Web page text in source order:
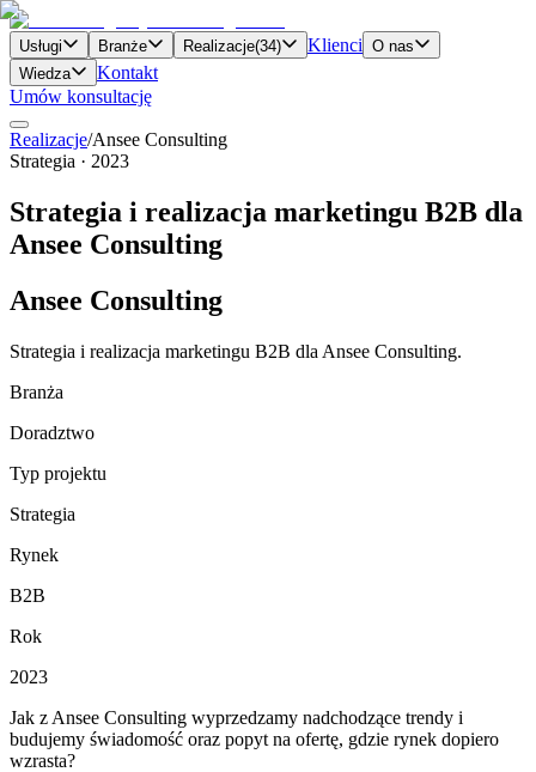
Usługi Branże Realizacje(34) Klienci O nas
Wiedza
Kontakt
Umów konsultację
Realizacje/Ansee Consulting
Strategia · 2023
Strategia i realizacja marketingu B2B dla
Ansee Consulting
Ansee Consulting
Strategia i realizacja marketingu B2B dla Ansee Consulting.
Branża
Doradztwo
Typ projektu
Strategia
Rynek
B2B
Rok
2023
Jak z Ansee Consulting wyprzedzamy nadchodzące trendy i
budujemy świadomość oraz popyt na ofertę, gdzie rynek dopiero
wzrasta?